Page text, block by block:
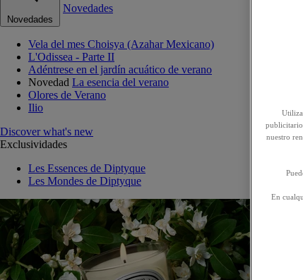
Novedades
Novedades
Vela del mes Choisya (Azahar Mexicano)
L'Odissea - Parte II
Adéntrese en el jardín acuático de verano
Novedad La esencia del verano
Olores de Verano
Ilio
Discover what's new
Exclusividades
Les Essences de Diptyque
Les Mondes de Diptyque
nuestro
En